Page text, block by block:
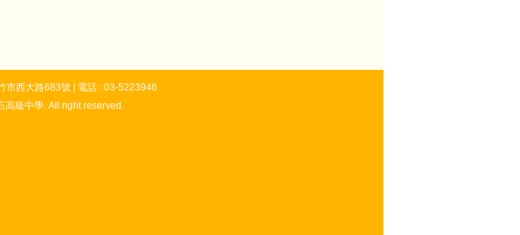
市西大路683號 | 電話 : 03-5223946
高級中學. All right reserved.